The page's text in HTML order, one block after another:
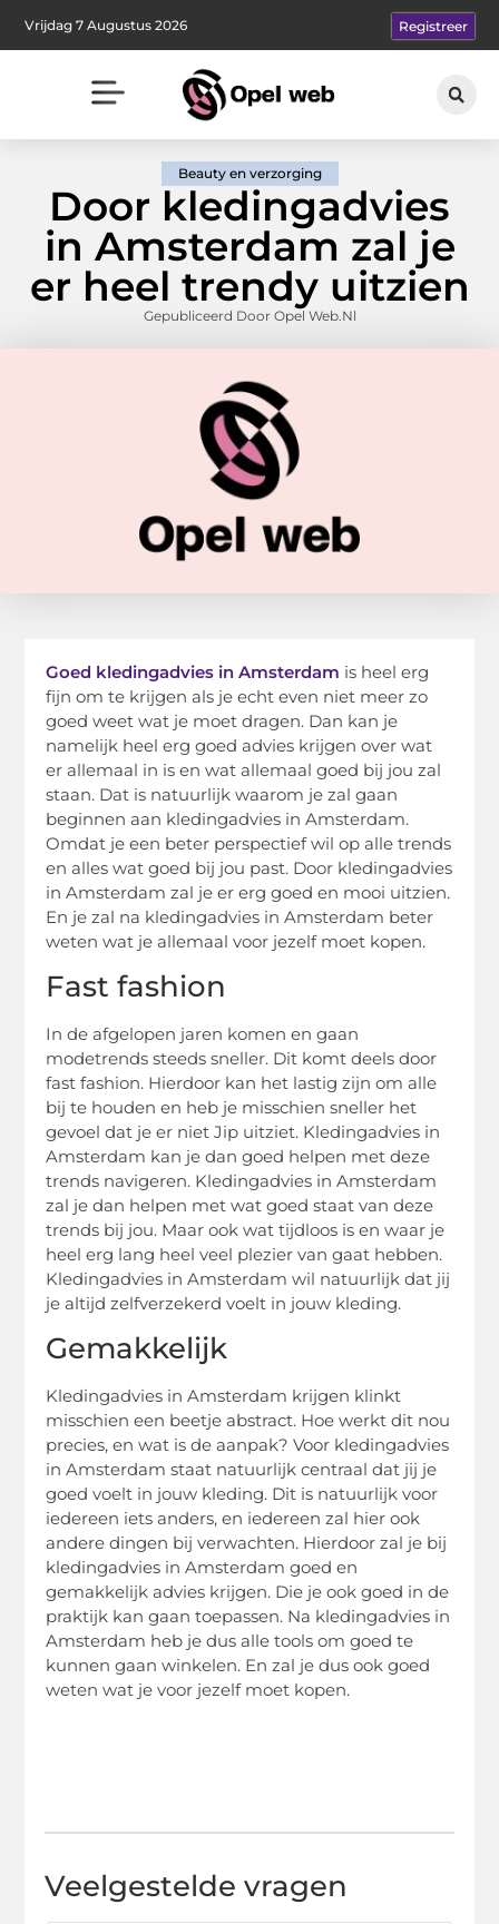
Vrijdag 7 Augustus 2026 Registreer
Beauty en verzorging
Door kledingadvies
in Amsterdam zal je
er heel trendy uitzien
Gepubliceerd Door Opel Web.nl
Goed kledingadvies in Amsterdam is heel erg
fijn om te krijgen als je echt even niet meer zo
goed weet wat je moet dragen. Dan kan je
namelijk heel erg goed advies krijgen over wat
er allemaal in is en wat allemaal goed bij jou zal
staan. Dat is natuurlijk waarom je zal gaan
beginnen aan kledingadvies in Amsterdam.
Omdat je een beter perspectief wil op alle trends
en alles wat goed bij jou past. Door kledingadvies
in Amsterdam zal je er erg goed en mooi uitzien.
En je zal na kledingadvies in Amsterdam beter
weten wat je allemaal voor jezelf moet kopen.
Fast fashion
In de afgelopen jaren komen en gaan
modetrends steeds sneller. Dit komt deels door
fast fashion. Hierdoor kan het lastig zijn om alle
bij te houden en heb je misschien sneller het
gevoel dat je er niet Jip uitziet. Kledingadvies in
Amsterdam kan je dan goed helpen met deze
trends navigeren. Kledingadvies in Amsterdam
zal je dan helpen met wat goed staat van deze
trends bij jou. Maar ook wat tijdloos is en waar je
heel erg lang heel veel plezier van gaat hebben.
Kledingadvies in Amsterdam wil natuurlijk dat jij
je altijd zelfverzekerd voelt in jouw kleding.
Gemakkelijk
Kledingadvies in Amsterdam krijgen klinkt
misschien een beetje abstract. Hoe werkt dit nou
precies, en wat is de aanpak? Voor kledingadvies
in Amsterdam staat natuurlijk centraal dat jij je
goed voelt in jouw kleding. Dit is natuurlijk voor
iedereen iets anders, en iedereen zal hier ook
andere dingen bij verwachten. Hierdoor zal je bij
kledingadvies in Amsterdam goed en
gemakkelijk advies krijgen. Die je ook goed in de
praktijk kan gaan toepassen. Na kledingadvies in
Amsterdam heb je dus alle tools om goed te
kunnen gaan winkelen. En zal je dus ook goed
weten wat je voor jezelf moet kopen.
Veelgestelde vragen